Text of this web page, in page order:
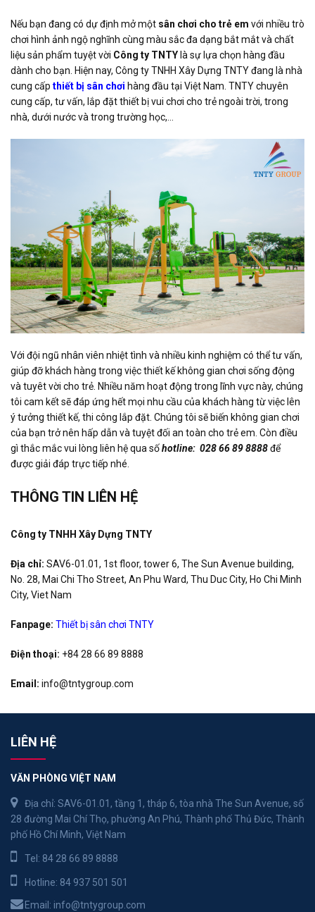
Nếu bạn đang có dự định mở một sân chơi cho trẻ em với nhiều trò
chơi hình ảnh ngộ nghĩnh cùng màu sắc đa dạng bắt mắt và chất
liệu sản phẩm tuyệt vời Công ty TNTY là sự lựa chọn hàng đầu
dành cho bạn. Hiện nay, Công ty TNHH Xây Dựng TNTY đang là nhà
cung cấp thiết bị sân chơi hàng đầu tại Việt Nam. TNTY chuyên
cung cấp, tư vấn, lắp đặt thiết bị vui chơi cho trẻ ngoài trời, trong
nhà, dưới nước và trong trường học,…
Với đội ngũ nhân viên nhiệt tình và nhiều kinh nghiệm có thể tư vấn,
giúp đỡ khách hàng trong việc thiết kế không gian chơi sống động
và tuyêt vời cho trẻ. Nhiều năm hoạt động trong lĩnh vực này, chúng
tôi cam kết sẽ đáp ứng hết mọi nhu cầu của khách hàng từ việc lên
ý tưởng thiết kế, thi công lắp đặt. Chúng tôi sẽ biến không gian chơi
của bạn trở nên hấp dẫn và tuyệt đối an toàn cho trẻ em. Còn điều
gì thắc mắc vui lòng liên hệ qua sốhotline: 028 66 89 8888để
được giải đáp trực tiếp nhé.
THÔNG TIN LIÊN HỆ
Công ty TNHH Xây Dựng TNTY
Địa chỉ: SAV6-01.01, 1st floor, tower 6, The Sun Avenue building,
No. 28, Mai Chi Tho Street, An Phu Ward, Thu Duc City, Ho Chi Minh
City, Viet Nam
Fanpage: Thiết bị sân chơi TNTY
Điện thoại: +84 28 66 89 8888
Email: info@tntygroup.com
LIÊN HỆ
VĂN PHÒNG VIỆT NAM
Địa chỉ: SAV6-01.01, tầng 1, tháp 6, tòa nhà The Sun Avenue, số
28 đường Mai Chí Thọ, phường An Phú, Thành phố Thủ Đức, Thành
phố Hồ Chí Minh, Việt Nam
Tel: 84 28 66 89 8888
Hotline: 84 937 501 501
Email: info@tntygroup.com